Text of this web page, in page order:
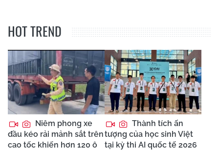
HOT TREND
Niêm phong xe
đầu kéo rải mảnh sắt trên
cao tốc khiến hơn 120 ô
Thành tích ấn
tượng của học sinh Việt
tại kỳ thi AI quốc tế 2026